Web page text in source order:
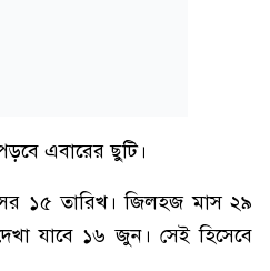
এবারের ছুটি।
১৫ তারিখ। জিলহজ মাস ২৯
যাবে ১৬ জুন। সেই হিসেবে